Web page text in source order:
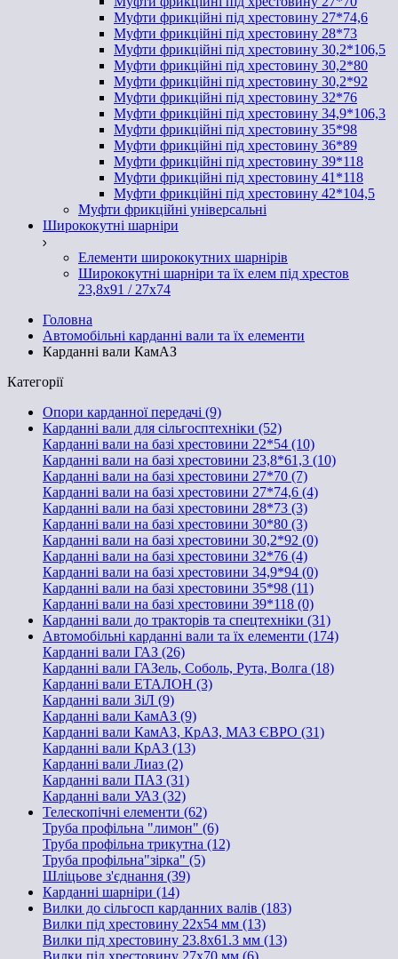
Муфти фрикційні під хрестовину 27*74,6
Муфти фрикційні під хрестовину 28*73
Муфти фрикційні під хрестовину 30,2*106,5
Муфти фрикційні під хрестовину 30,2*80
Муфти фрикційні під хрестовину 30,2*92
Муфти фрикційні під хрестовину 32*76
Муфти фрикційні під хрестовину 34,9*106,3
Муфти фрикційні під хрестовину 35*98
Муфти фрикційні під хрестовину 36*89
Муфти фрикційні під хрестовину 39*118
Муфти фрикційні під хрестовину 41*118
Муфти фрикційні під хрестовину 42*104,5
Муфти фрикційні універсальні
Ширококутні шарніри
Елементи ширококутних шарнірів
Ширококутні шарніри та їх елем під хрестов
23,8х91 / 27x74
Головна
Автомобільні карданні вали та їх елементи
Карданні вали КамАЗ
Категорії
Опори карданної передачі (9)
Карданні вали для сільгосптехніки (52)
Карданні вали на базі хрестовини 22*54 (10)
Карданні вали на базі хрестовини 23,8*61,3 (10)
Карданні вали на базі хрестовини 27*70 (7)
Карданні вали на базі хрестовини 27*74,6 (4)
Карданні вали на базі хрестовини 28*73 (3)
Карданні вали на базі хрестовини 30*80 (3)
Карданні вали на базі хрестовини 30,2*92 (0)
Карданні вали на базі хрестовини 32*76 (4)
Карданні вали на базі хрестовини 34,9*94 (0)
Карданні вали на базі хрестовини 35*98 (11)
Карданні вали на базі хрестовини 39*118 (0)
Карданні вали до тракторів та спецтехніки (31)
Автомобільні карданні вали та їх елементи (174)
Карданні вали ГАЗ (26)
Карданні вали ГАЗель, Соболь, Рута, Волга (18)
Карданні вали ЕТАЛОН (3)
Карданні вали ЗіЛ (9)
Карданні вали КамАЗ (9)
Карданні вали КамАЗ, КрАЗ, МАЗ ЄВРО (31)
Карданні вали КрАЗ (13)
Карданні вали Лиаз (2)
Карданні вали ПАЗ (31)
Карданні вали УАЗ (32)
Телескопічні елементи (62)
Труба профільна "лимон" (6)
Труба профільна трикутна (12)
Труба профільна"зірка" (5)
Шліцьове з'єднання (39)
Карданні шарніри (14)
Вилки до сільгосп карданних валів (183)
Вилки під хрестовину 22х54 мм (13)
Вилки під хрестовину 23.8х61.3 мм (13)
Вилки під хрестовину 27х70 мм (6)